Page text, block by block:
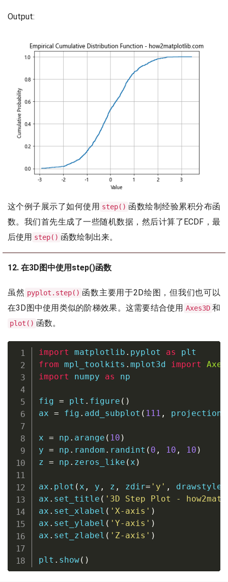
Output:
这个例子展示了如何使用 step() 函数绘制经验累积分布函
数。我们首先生成了一些随机数据，然后计算了ECDF，最
后使用 step() 函数绘制出来。
12. 在3D图中使用step()函数
虽然 pyplot.step() 函数主要用于2D绘图，但我们也可以
在3D图中使用类似的阶梯效果。这需要结合使用 Axes3D 和
plot() 函数。
import matplotlib . pyplot as
from mpl_toolkits . mplot3d import
import numpy as np
fig = plt . figure ( )
ax = fig . add_subplot ( 111 , projection
x = np . arange ( 10 )
y = np . random . randint ( 0 , 10 , 10 )
z = np . zeros_like ( x )
ax . plot ( x , y , z , zdir= 'y' , drawstyle
ax . set_title ( '3D Step Plot -
ax . set_xlabel ( 'X-axis' )
ax . set_ylabel ( 'Y-axis' )
ax . set_zlabel ( 'Z-axis' )
plt . show( )